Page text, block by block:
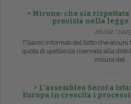
> Mirone: che sia rispettata
prevista nella
26/02/2025
ŤSiamo informati del fatto che alcuni
quota di spettanza riservata alla
misura del...
> L’assemblea Secof a
Europa in crescita i